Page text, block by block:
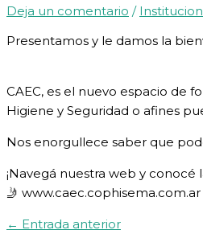
Deja un comentario /
Presentamos y le damos la
CAEC, es el nuevo espacio de
Higiene y Seguridad o afines
Nos enorgullece saber que
¡Navegá nuestra web y conocé
🤳 www.caec.cophisema.com.ar
← Entrada anterior